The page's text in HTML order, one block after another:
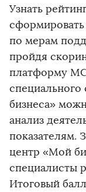
Узнать
по мерам
пройдя
платформу
специального
бизнеса»
анализ
показателям.
центр «Мой
специалисты
Итоговый